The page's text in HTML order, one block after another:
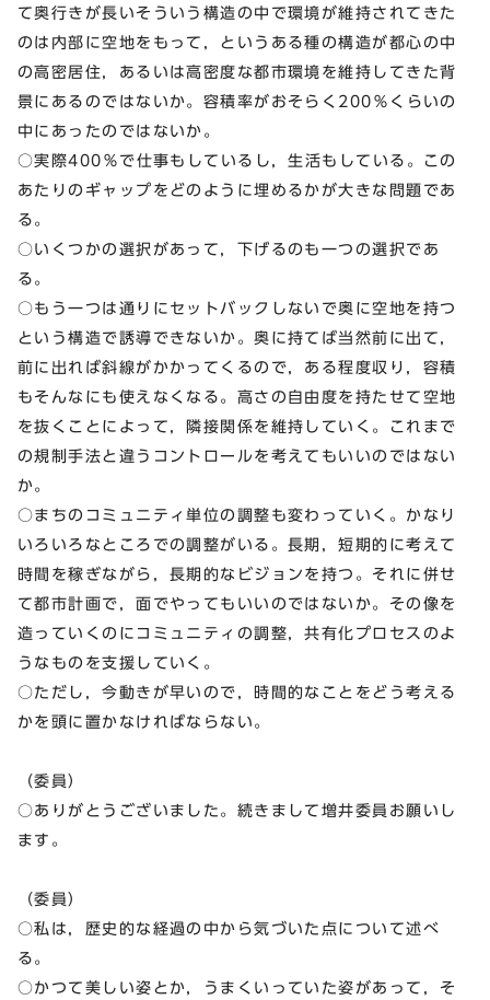
て奥行きが長いそういう構造の中で環境が維持されてきた
のは内部に空地をもって，というある種の構造が都心の中
の高密居住，あるいは高密度な都市環境を維持してきた背
景にあるのではないか。容積率がおそらく200％くらいの
中にあったのではないか。
○実際400％で仕事もしているし，生活もしている。この
あたりのギャップをどのように埋めるかが大きな問題であ
る。
○いくつかの選択があって，下げるのも一つの選択であ
る。
○もう一つは通りにセットバックしないで奥に空地を持つ
という構造で誘導できないか。奥に持てば当然前に出て，
前に出れば斜線がかかってくるので，ある程度収り，容積
もそんなにも使えなくなる。高さの自由度を持たせて空地
を抜くことによって，隣接関係を維持していく。これまで
の規制手法と違うコントロールを考えてもいいのではない
か。
○まちのコミュニティ単位の調整も変わっていく。かなり
いろいろなところでの調整がいる。長期，短期的に考えて
時間を稼ぎながら，長期的なビジョンを持つ。それに併せ
て都市計画で，面でやってもいいのではないか。その像を
造っていくのにコミュニティの調整，共有化プロセスのよ
うなものを支援していく。
○ただし，今動きが早いので，時間的なことをどう考える
かを頭に置かなければならない。
（委員）
○ありがとうございました。続きまして増井委員お願いし
ます。
（委員）
○私は，歴史的な経過の中から気づいた点について述べ
る。
○かつて美しい姿とか，うまくいっていた姿があって，そ